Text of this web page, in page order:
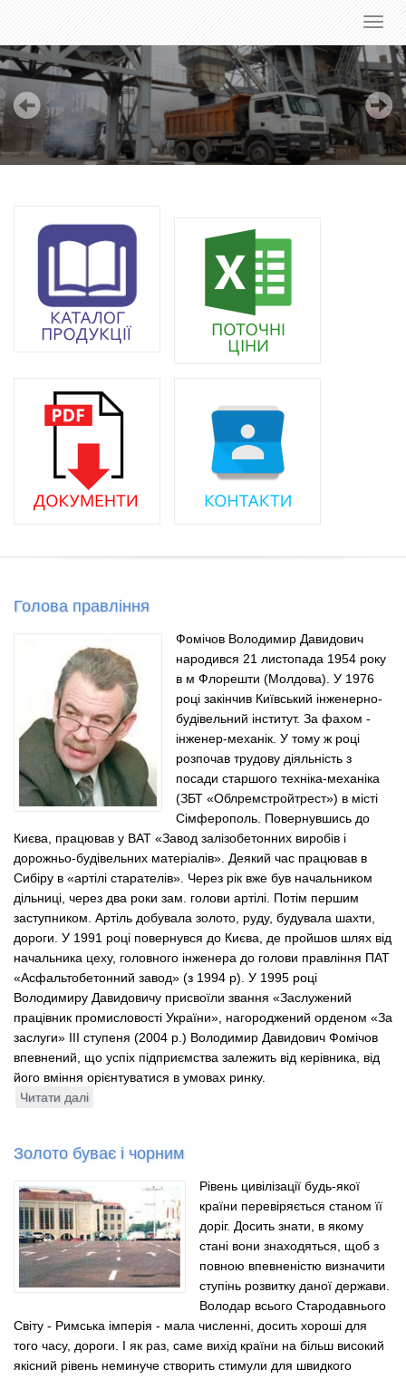
Голова правління
Фомічов Володимир Давидович
народився 21 листопада 1954 року
в м Флорешти (Молдова). У 1976
році закінчив Київський інженерно-
будівельний інститут. За фахом -
інженер-механік. У тому ж році
розпочав трудову діяльність з
посади старшого техніка-механіка
(ЗБТ «Облремстройтрест») в місті
Сімферополь. Повернувшись до
Києва, працював у ВАТ «Завод залізобетонних виробів і
дорожньо-будівельних матеріалів». Деякий час працював в
Сибіру в «артілі старателів». Через рік вже був начальником
дільниці, через два роки зам. голови артілі. Потім першим
заступником. Артіль добувала золото, руду, будувала шахти,
дороги. У 1991 році повернувся до Києва, де пройшов шлях від
начальника цеху, головного інженера до голови правління ПАТ
«Асфальтобетонний завод» (з 1994 р). У 1995 році
Володимиру Давидовичу присвоїли звання «Заслужений
працівник промисловості України», нагороджений орденом «За
заслуги» ІІІ ступеня (2004 р.) Володимир Давидович Фомічов
впевнений, що успіх підприємства залежить від керівника, від
його вміння орієнтуватися в умовах ринку.
Читати далі
Золото буває і чорним
Рівень цивілізації будь-якої
країни перевіряється станом її
доріг. Досить знати, в якому
стані вони знаходяться, щоб з
повною впевненістю визначити
ступінь розвитку даної держави.
Володар всього Стародавнього
Світу - Римська імперія - мала численні, досить хороші для
того часу, дороги. І як раз, саме вихід країни на більш високий
якісний рівень неминуче створить стимули для швидкого